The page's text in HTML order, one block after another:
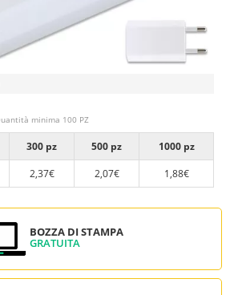
minima 100 PZ
300 pz 500 pz
1000 pz
2,37€ 2,07€ 1,88€
BOZZA DI STAMPA
GRATUITA